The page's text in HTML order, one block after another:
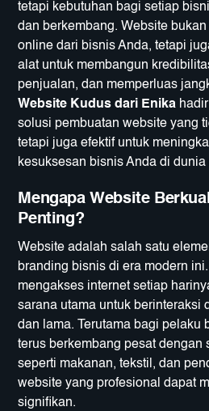
tetapi kebutuhan bagi setiap
dan berkembang. Website
online dari bisnis Anda, tetapi
alat untuk membangun
penjualan, dan memperluas
Website Kudus dari Enika
solusi pembuatan website yang
tetapi juga efektif untuk
kesuksesan bisnis Anda di dunia
Mengapa Website
Penting?
Website adalah salah satu
branding bisnis di era modern
mengakses internet setiap
sarana utama untuk berinteraksi
dan lama. Terutama bagi pelaku
terus berkembang pesat dengan
seperti makanan, tekstil, dan
website yang profesional dapat
signifikan.